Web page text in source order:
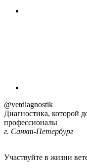
@vetdiagnostik
Диагностика, которой
профессионалы
г. Санкт-Петербург
Участвуйте в жизни